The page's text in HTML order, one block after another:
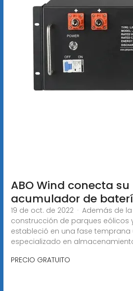
ABO Wind conecta
acumulador de
19 de oct. de 2022 · Además de
construcción de parques eólicos
estableció en una fase
especializado en
PRECIO GRATUITO